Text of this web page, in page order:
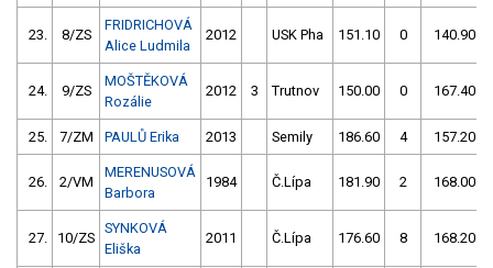
23. 8/ZS
FRIDRICHOVÁ
Alice Ludmila
2012 USK Pha 151.10 0 140.90
24. 9/ZS
MOŠTĚKOVÁ
Rozálie
2012 3 Trutnov 150.00 0 167.40
25. 7/ZM PAULŮ Erika 2013 Semily 186.60 4 157.20
26. 2/VM
MERENUSOVÁ
Barbora
1984 Č.Lípa 181.90 2 168.00
27. 10/ZS
SYNKOVÁ
Eliška
2011 Č.Lípa 176.60 8 168.20